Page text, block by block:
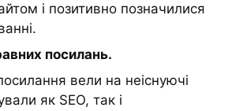
і позитивно позначилися
посилань.
вели на неіснуючі
як SEO, так і